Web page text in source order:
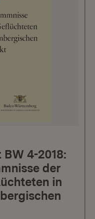
4-2018:
der
in